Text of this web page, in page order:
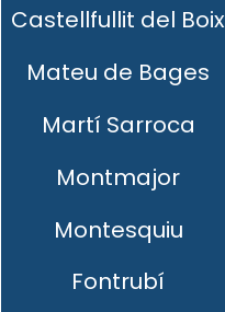
Castellfullit del Boix
Mateu de Bages
Martí Sarroca
Montmajor
Montesquiu
Fontrubí